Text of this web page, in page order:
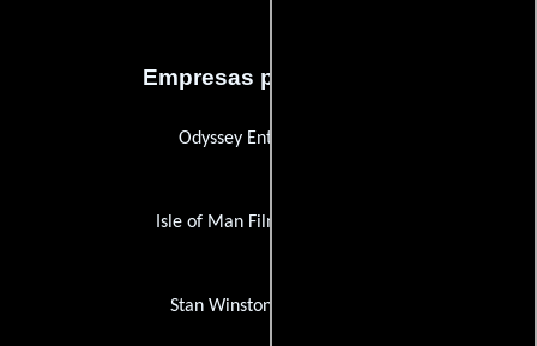
Empresas productoras
Odyssey Entertainment
Isle of Man Film Commission
Stan Winston Productions